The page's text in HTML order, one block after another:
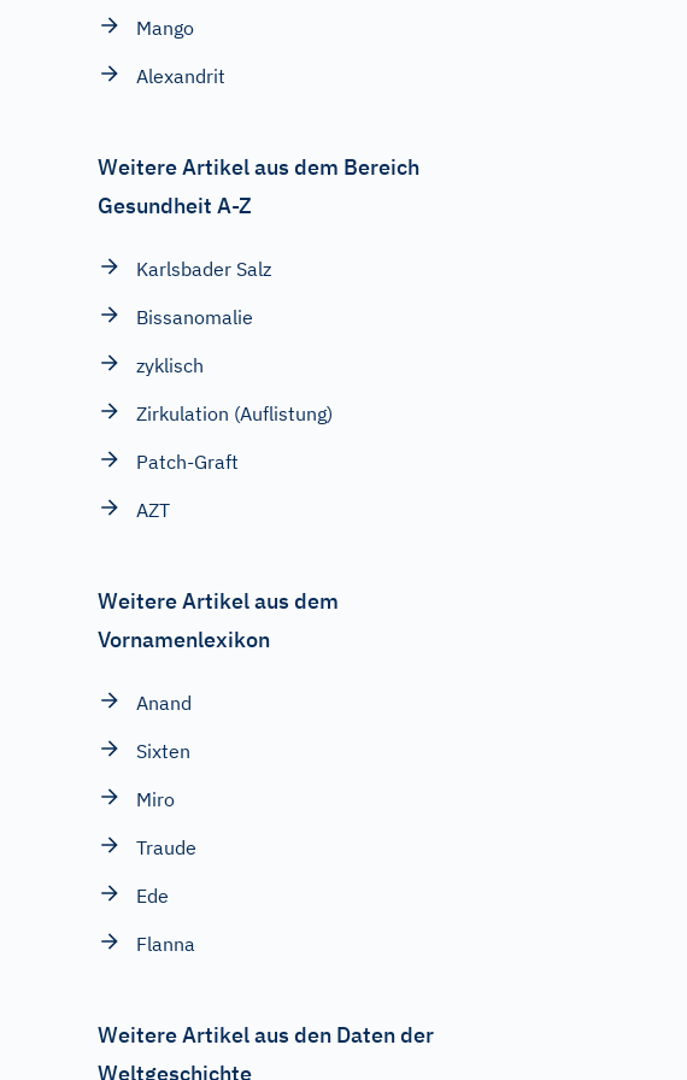
Mango
Alexandrit
Weitere Artikel aus dem Bereich
Gesundheit A-Z
Karlsbader Salz
Bissanomalie
zyklisch
Zirkulation (Auflistung)
Patch-Graft
AZT
Weitere Artikel aus dem
Vornamenlexikon
Anand
Sixten
Miro
Traude
Ede
Flanna
Weitere Artikel aus den Daten der
Weltgeschichte